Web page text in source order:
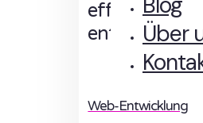
Über
effizient
entwickelt.
Web-Entwicklung